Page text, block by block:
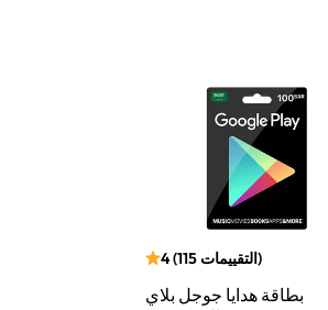
4(115 التقييمات)
بطاقة هدايا جوجل بلاي